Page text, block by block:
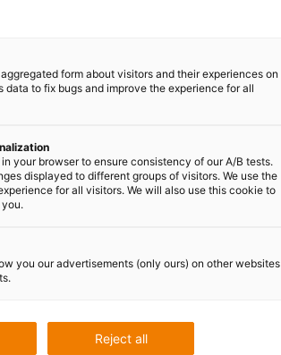
form about visitors and their experiences on
data to fix bugs and improve the experience for all
your browser to ensure consistency of our A/B tests.
displayed to different groups of visitors. We use the
for all visitors. We will also use this cookie to
you our advertisements (only ours) on other websites
Reject all